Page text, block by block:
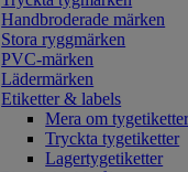
Handbroderade märken
Stora ryggmärken
PVC-märken
Lädermärken
Etiketter & labels
Mera om tygetiketter
Tryckta tygetiketter
Lagertygetiketter